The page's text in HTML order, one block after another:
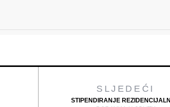
SLJEDEĆI
STIPENDIRANJE